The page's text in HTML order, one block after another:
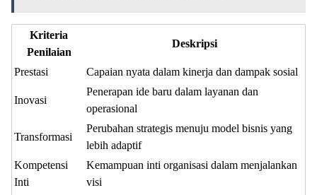
Kriteria
Penilaian
Deskripsi
Prestasi Capaian nyata dalam kinerja dan dampak sosial
Inovasi
Penerapan ide baru dalam layanan dan
operasional
Transformasi
Perubahan strategis menuju model bisnis yang
lebih adaptif
Kompetensi
Inti
Kemampuan inti organisasi dalam menjalankan
visi